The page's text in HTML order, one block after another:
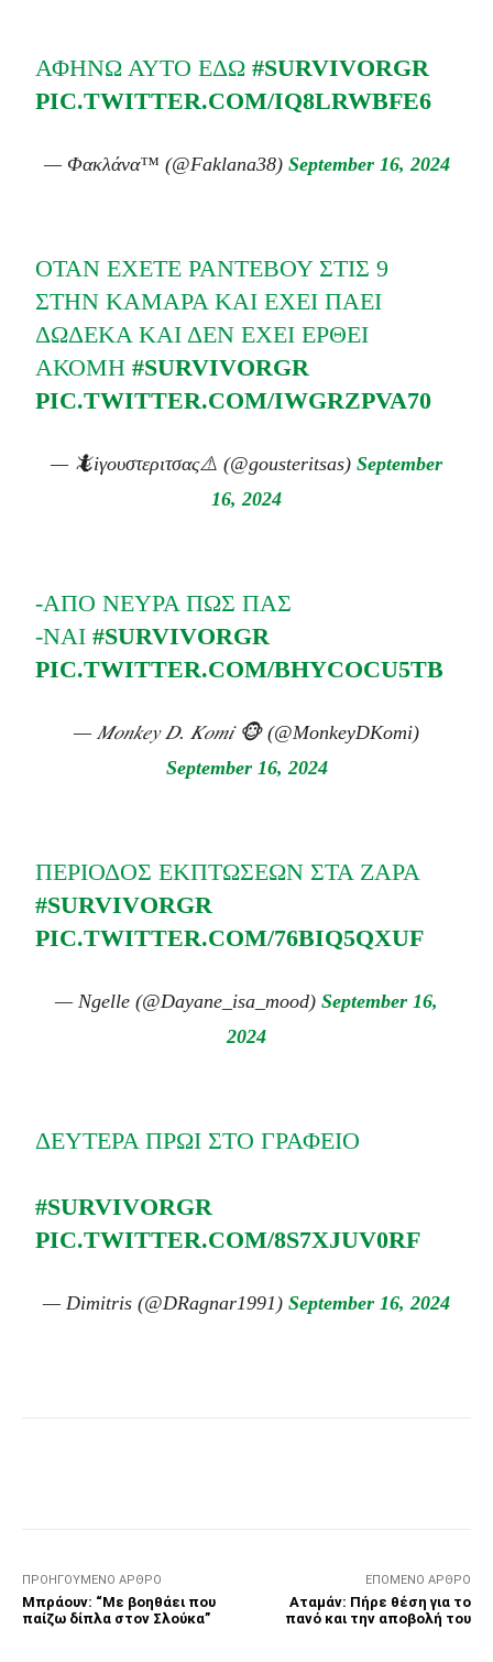
ΑΦΉΝΩ ΑΥΤΌ ΕΔΏ#SURVIVORGR
PIC.TWITTER.COM/IQ8LRWBFE6
— Φακλάνα™ (@Faklana38) September 16, 2024
ΌΤΑΝ ΈΧΕΤΕ ΡΑΝΤΕΒΟΎ ΣΤΙΣ 9
ΣΤΗΝ ΚΑΜΑΡΑ ΚΑΙ ΈΧΕΙ ΠΑΕΙ
ΔΏΔΕΚΑ ΚΑΙ ΔΕΝ ΈΧΕΙ ΈΡΘΕΙ
ΑΚΌΜΗ#SURVIVORGR
PIC.TWITTER.COM/IWGRZPVA70
— 🦎iγουστεριτσας⚠️ (@gousteritsas) September
16, 2024
-ΑΠΌ ΝΕΎΡΑ ΠΩΣ ΠΑΣ
-ΝΑΙ#SURVIVORGR
PIC.TWITTER.COM/BHYCOCU5TB
— 𝑀𝑜𝑛𝑘𝑒𝑦 𝐷. 𝐾𝑜𝑚𝑖 🐵 (@MonkeyDKomi)
September 16, 2024
ΠΕΡΊΟΔΟΣ ΕΚΠΤΏΣΕΩΝ ΣΤΑ ΖΆΡΑ
#SURVIVORGR
PIC.TWITTER.COM/76BIQ5QXUF
— Νgelle (@Dayane_isa_mood) September 16,
2024
ΔΕΥΤΈΡΑ ΠΡΩΊ ΣΤΟ ΓΡΑΦΕΊΟ
#SURVIVORGR
PIC.TWITTER.COM/8S7XJUV0RF
— Dimitris (@DRagnar1991) September 16, 2024
ΠΡΟΗΓΟΎΜΕΝΟ ΆΡΘΡΟ
Μπράουν: “Με βοηθάει που
παίζω δίπλα στον Σλούκα”
ΕΠΌΜΕΝΟ ΆΡΘΡΟ
Αταμάν: Πήρε θέση για το
πανό και την αποβολή του